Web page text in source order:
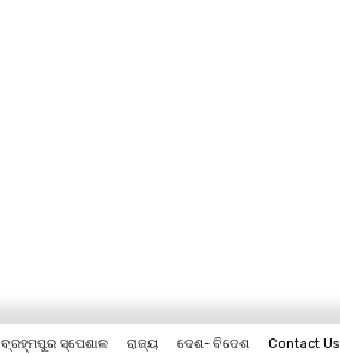
ବ୍ରହ୍ମପୁର ସ୍ପେଶାଳ ରାଜ୍ୟ ଦେଶ- ବିଦେଶ Contact Us